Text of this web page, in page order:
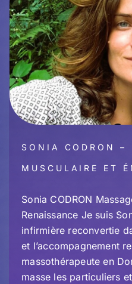
SONIA CODRON –
MUSCULAIRE ET
Sonia CODRON
Renaissance Je suis
infirmière reconvertie
et l’accompagnement
massothérapeute en
masse les particuliers